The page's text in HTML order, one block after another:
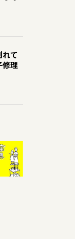
て
修理